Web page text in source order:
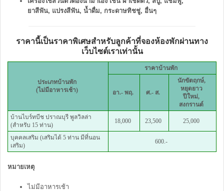
ยาสีฟัน, แปรงสีฟัน, น้ำดื่ม, กระดาษทิชชู่, อื่นๆ
ราคานี้เป็นราคาพิเศษสำหรับลูกค้าที่จองห้องพักผ่านทาง
เว็บไซต์เราเท่านั้น
ประเภทบ้านพัก
(ไม่มีอาหารเช้า)
ราคาบ้านพัก
อา.- พฤ. ศ.- ส.
นักขัตฤกษ์,
หยุดยาว
ปีใหม่,
สงกรานต์
บ้านไบร์ทบีช ปราณบุรี พูลวิลล่า
(สำหรับ 15 ท่าน)
18,000 23,500 25,000
บุคคลเสริม (เสริมได้ 5 ท่าน มีที่นอน
เสริม)
600.-
หมายเหตุ
ไม่มีอาหารเช้า